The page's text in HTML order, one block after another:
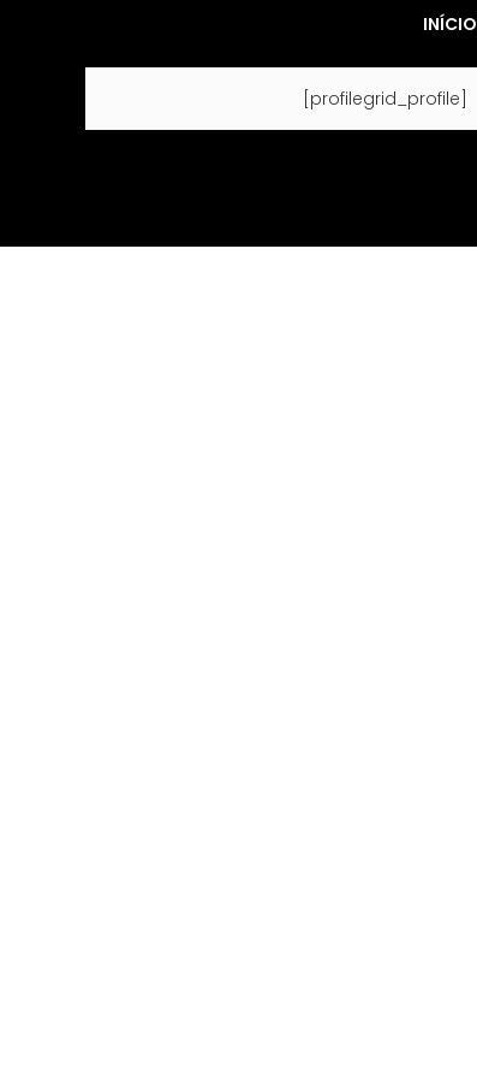
INÍCIO
[profilegrid_profile]